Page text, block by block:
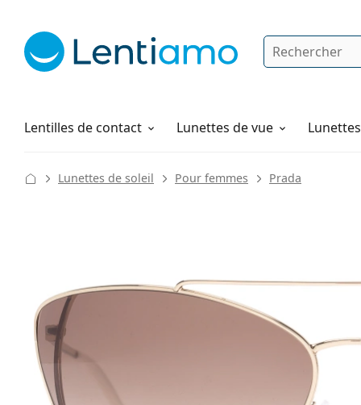
Rechercher
Lentilles de contact
Produits d'entretien Lunettes de vue
Comment commander
Lunettes de soleil Pour femmes Prada